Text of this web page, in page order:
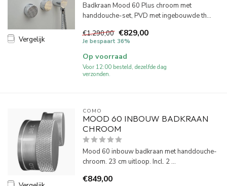
Vergelijk
Badkraan Mood 60 Plus chroom met
handdouche-set, PVD met ingebouwde th...
€1.290,00 €829,00
Je bespaart 36%
Op voorraad
Voor 12:00 besteld, dezelfde dag
verzonden.
COMO
MOOD 60 INBOUW BADKRAAN
CHROOM
Mood 60 inbouw badkraan met handdouche-
chroom. 23 cm uitloop. Incl. 2 ...
€849,00